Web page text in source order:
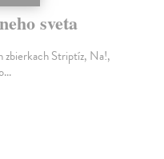
sveta
zbierkach Striptíz, Na!,